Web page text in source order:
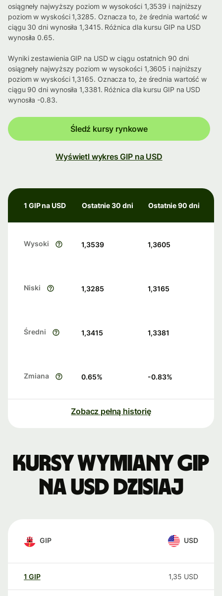
osiągneły najwyższy poziom w wysokości 1,3539 i najniższy
poziom w wyskości 1,3285. Oznacza to, że średnia wartość w
ciągu 30 dni wynosiła 1,3415. Różnica dla kursu GIP na USD
wynosiła 0.65.
Wyniki zestawienia GIP na USD w ciągu ostatnich 90 dni
osiągneły najwyższy poziom w wysokości 1,3605 i najniższy
poziom w wyskości 1,3165. Oznacza to, że średnia wartość w
ciągu 90 dni wynosiła 1,3381. Różnica dla kursu GIP na USD
wynosiła -0.83.
Śledź kursy rynkowe
Wyświetl wykres GIP na USD
1 GIP na USD Ostatnie 30 dni Ostatnie 90 dni
Wysoki 1,3539 1,3605
Niski 1,3285 1,3165
Średni 1,3415 1,3381
Zmiana 0.65% -0.83%
Zobacz pełną historię
Kursy wymiany GIP
na USD dzisiaj
GIP USD
1 GIP 1,35 USD